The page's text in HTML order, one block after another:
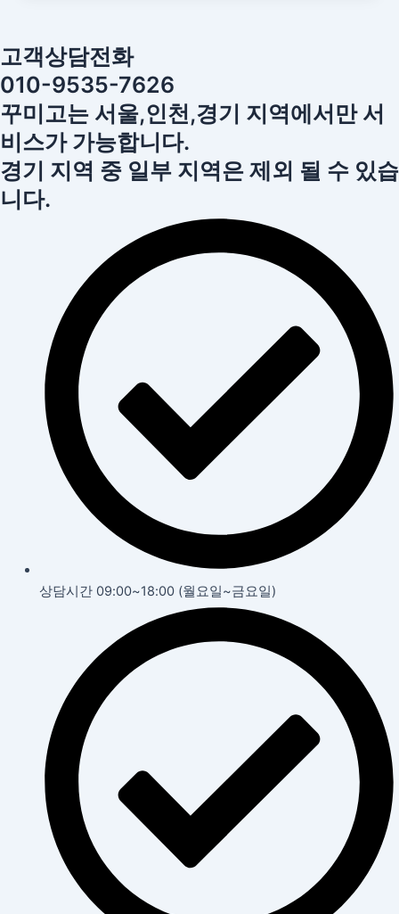
고객상담전화
010-9535-7626
꾸미고는 서울,인천,경기 지역에서만 서
비스가 가능합니다.
경기 지역 중 일부 지역은 제외 될 수 있습
니다.
상담시간 09:00~18:00 (월요일~금요일)